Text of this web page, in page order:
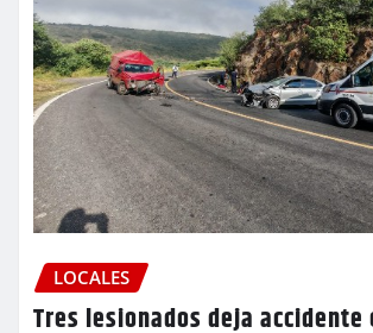
LOCALES
Tres lesionados deja accidente